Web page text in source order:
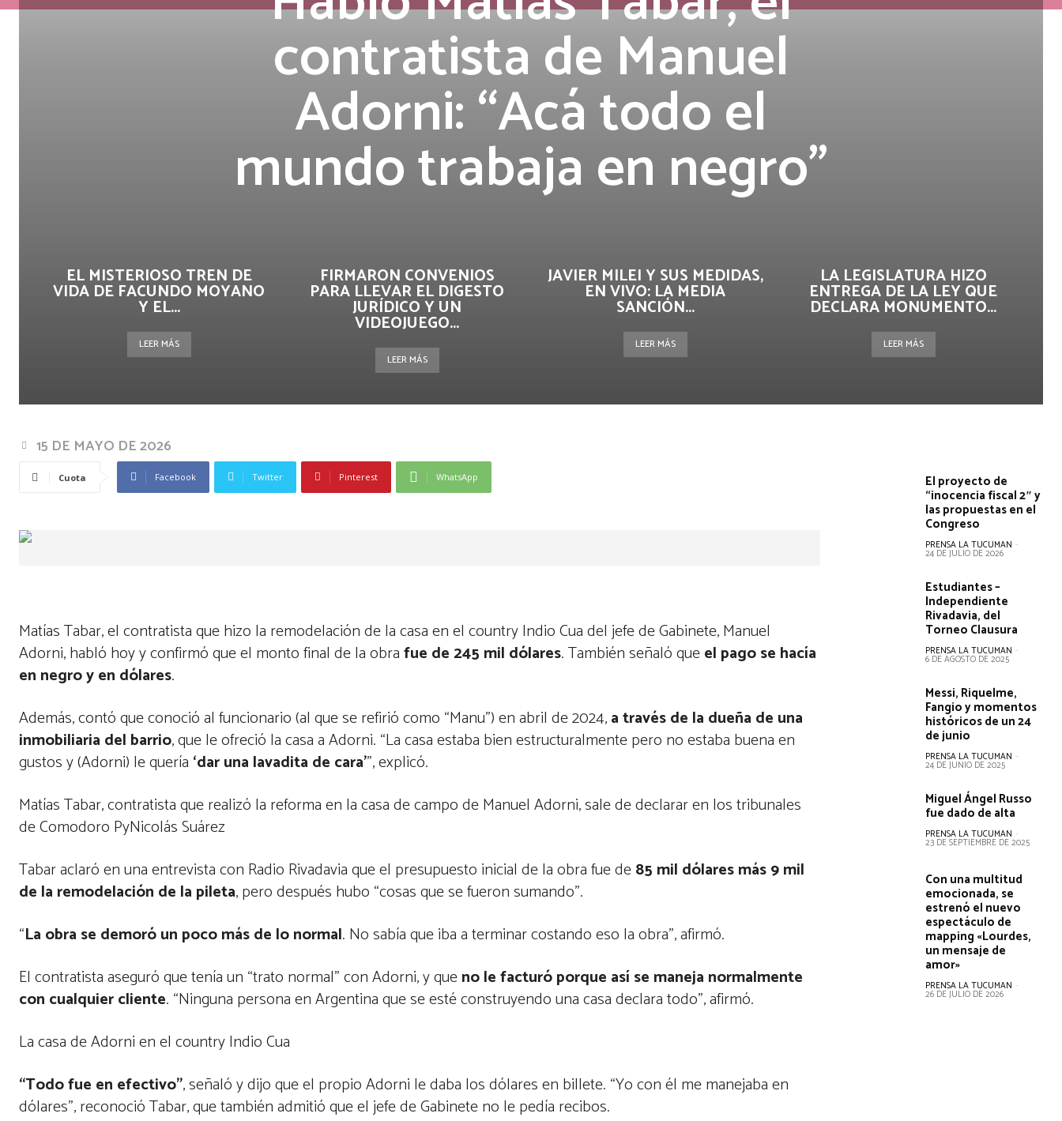
contratista de Manuel
Adorni: “Acá todo el
mundo trabaja en negro”
EL MISTERIOSO TREN DE
VIDA DE FACUNDO MOYANO
Y EL...
LEER MÁS
FIRMARON CONVENIOS
PARA LLEVAR EL DIGESTO
JURÍDICO Y UN
VIDEOJUEGO...
LEER MÁS
JAVIER MILEI Y SUS MEDIDAS,
EN VIVO: LA MEDIA
SANCIÓN...
LEER MÁS
LA LEGISLATURA HIZO
ENTREGA DE LA LEY QUE
DECLARA MONUMENTO...
LEER MÁS
15 DE MAYO DE 2026
Cuota Facebook Twitter Pinterest WhatsApp
Matías Tabar, el contratista que hizo la remodelación de la casa en el country Indio Cua del jefe de Gabinete, Manuel
Adorni, habló hoy y confirmó que el monto final de la obrafue de 245 mil dólares. También señaló queel pago se hacía
en negro y en dólares.
Además, contó que conoció al funcionario (al que se refirió como “Manu”) en abril de 2024,a través de la dueña de una
inmobiliaria del barrio, que le ofreció la casa a Adorni. “La casa estaba bien estructuralmente pero no estaba buena en
gustos y (Adorni) le quería ‘dar una lavadita de cara’”, explicó.
Matías Tabar, contratista que realizó la reforma en la casa de campo de Manuel Adorni, sale de declarar en los tribunales
de Comodoro PyNicolás Suárez
Tabar aclaró en una entrevista con Radio Rivadavia que el presupuesto inicial de la obra fue de85 mil dólares más 9 mil
de la remodelación de la pileta, pero después hubo “cosas que se fueron sumando”.
“La obra se demoró un poco más de lo normal. No sabía que iba a terminar costando eso la obra”, afirmó.
El contratista aseguró que tenía un “trato normal” con Adorni, y queno le facturó porque así se maneja normalmente
con cualquier cliente. “Ninguna persona en Argentina que se esté construyendo una casa declara todo”, afirmó.
La casa de Adorni en el country Indio Cua
“Todo fue en efectivo”, señaló y dijo que el propio Adorni le daba los dólares en billete. “Yo con él me manejaba en
dólares”, reconoció Tabar, que también admitió que el jefe de Gabinete no le pedía recibos.
El proyecto de
“inocencia fiscal 2″ y
las propuestas en el
Congreso
PRENSA LA TUCUMAN -
24 DE JULIO DE 2026
Estudiantes –
Independiente
Rivadavia, del
Torneo Clausura
PRENSA LA TUCUMAN -
6 DE AGOSTO DE 2025
Messi, Riquelme,
Fangio y momentos
históricos de un 24
de junio
PRENSA LA TUCUMAN -
24 DE JUNIO DE 2025
Miguel Ángel Russo
fue dado de alta
PRENSA LA TUCUMAN -
23 DE SEPTIEMBRE DE 2025
Con una multitud
emocionada, se
estrenó el nuevo
espectáculo de
mapping «Lourdes,
un mensaje de
amor»
PRENSA LA TUCUMAN -
26 DE JULIO DE 2026